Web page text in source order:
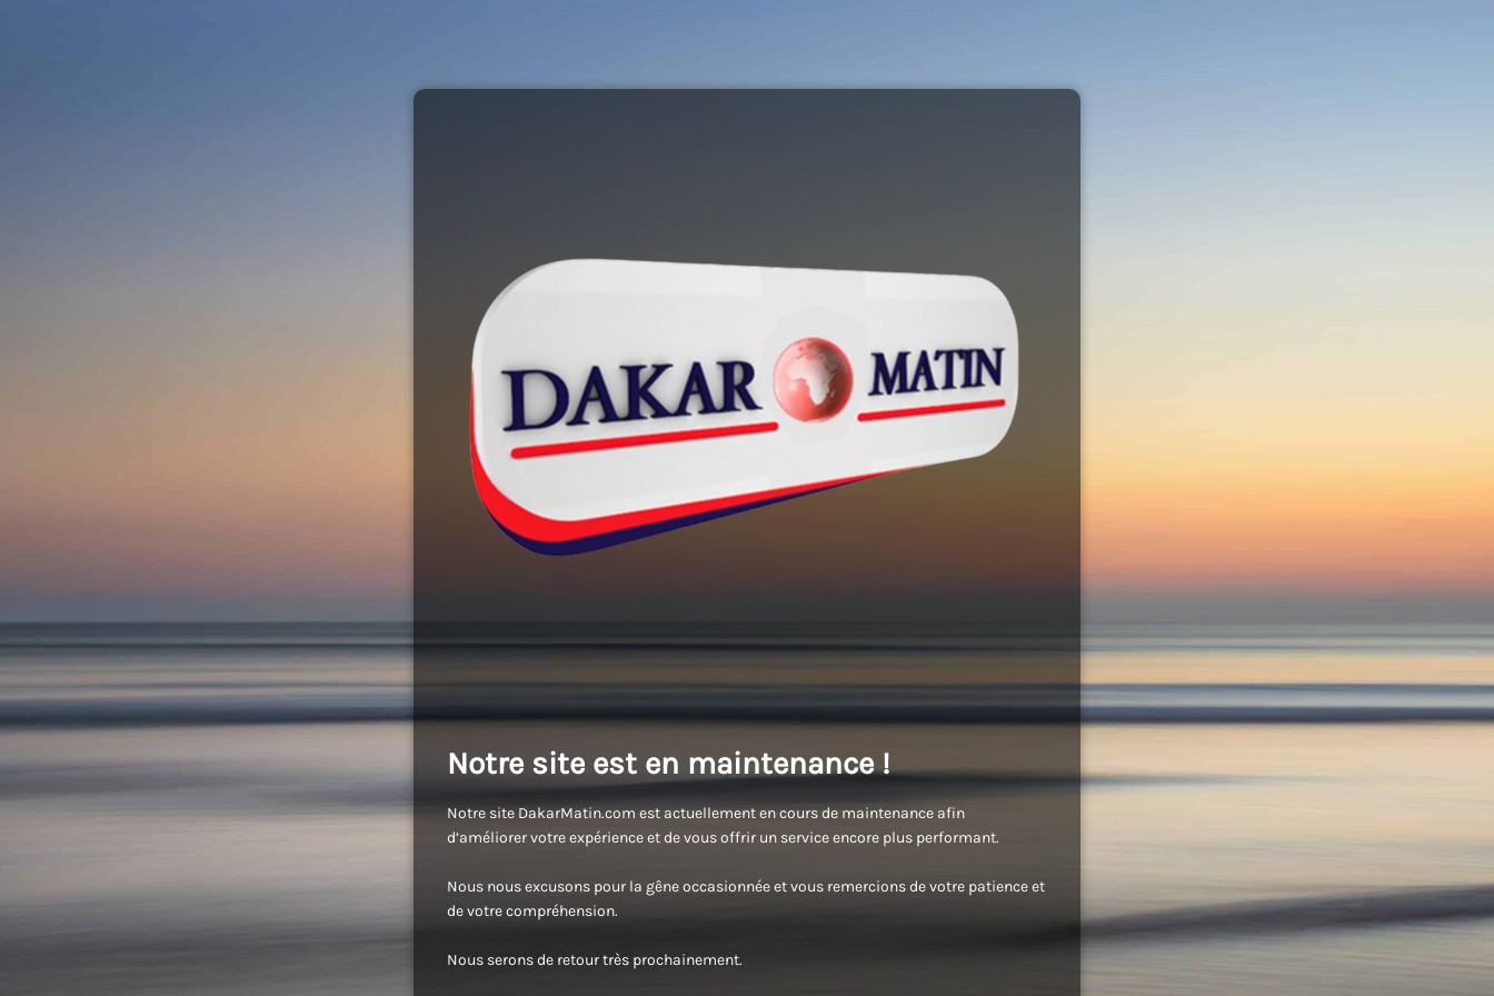
Notre site est en maintenance !
Notre site DakarMatin.com est actuellement en cours de maintenance afin
d’améliorer votre expérience et de vous offrir un service encore plus performant.
Nous nous excusons pour la gêne occasionnée et vous remercions de votre patience et
de votre compréhension.
Nous serons de retour très prochainement.